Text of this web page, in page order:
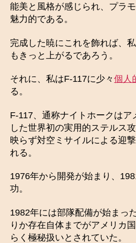
能美と風格が感じられ、プラ
魅力的である。
完成した暁にこれを飾れば、
もきっと上がるであろう。
それに、私はF-117に少々 個人
る。
F-117、通称ナイトホークはア
した世界初の実用的ステルス
映らず対空ミサイルによる迎
れる。
1976年から開発が始まり、
功。
1982年には部隊配備が始まっ
りか存在自体までがアメリカ
らく極秘扱いとされていた。